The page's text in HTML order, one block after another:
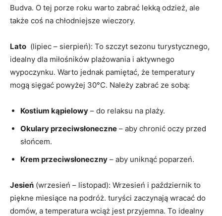
⁤Budva. O tej porze roku warto zabrać lekką odzież, ale
także coś na chłodniejsze wieczory.
Lato ‍ (lipiec – sierpień): To szczyt sezonu turystycznego,
‌idealny ⁢dla miłośników plażowania i aktywnego
wypoczynku. Warto jednak pamiętać, że temperatury
mogą sięgać powyżej 30°C. ‍Należy zabrać ze sobą:
Kostium kąpielowy – do relaksu na plaży.
Okulary przeciwsłoneczne – aby chronić oczy przed
słońcem.
Krem przeciwsłoneczny – aby uniknąć poparzeń.
Jesień (wrzesień – listopad): Wrzesień i październik to
piękne miesiące na podróż. turyści zaczynają wracać do
domów, a temperatura wciąż jest przyjemna. To idealny